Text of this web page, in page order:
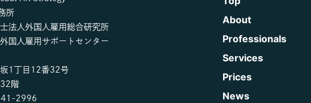
所
法人外国人雇用総合研究所
国人雇用サポートセンター
1丁目12番32号
階
2996
About
Professionals
Services
Prices
News